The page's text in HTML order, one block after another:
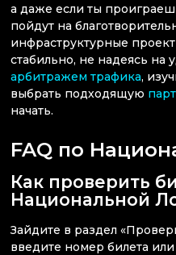
а даже если ты
пойдут на
инфраструктурные
стабильно, не надеясь на
арбитражем трафика,
выбрать подходящую
начать.
FAQ по
Как проверить
Национальной
Зайдите в раздел
введите номер билета